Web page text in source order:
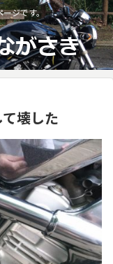
ジです。
壊した